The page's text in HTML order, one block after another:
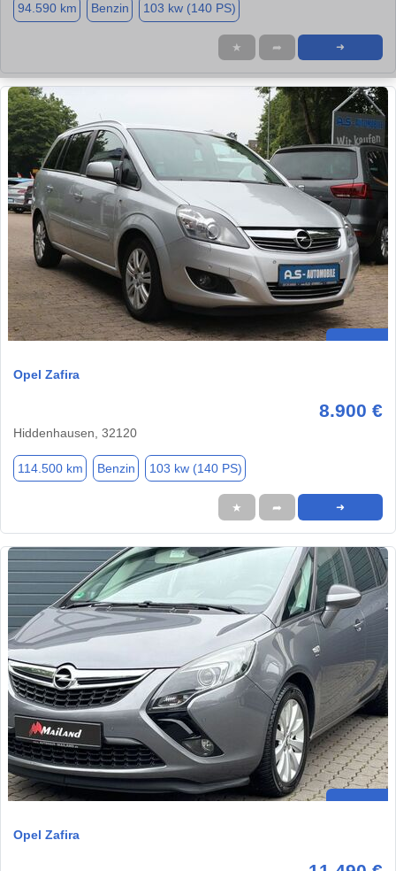
94.590 km Benzin 103 kw (140 PS)
★ ➦ ➜
Opel Zafira
8.900 €
Hiddenhausen, 32120
114.500 km Benzin 103 kw (140 PS)
★ ➦ ➜
Opel Zafira